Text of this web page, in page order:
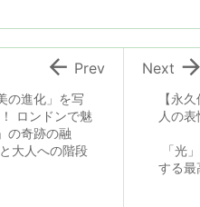
【永
人の
「光
する最

Next
の進化」を写
ロンドンで魅
の奇跡の融
大人への階段
 Prev